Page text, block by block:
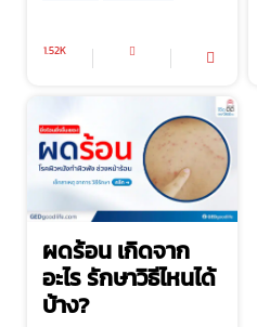
1.52K
ผดร้อน เกิดจาก
อะไร รักษาวิธีไหนได้
บ้าง?